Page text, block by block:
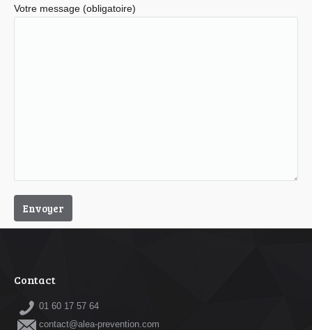
Votre message (obligatoire)
Contact
01 60 17 57 64
contact@alea-prevention.com